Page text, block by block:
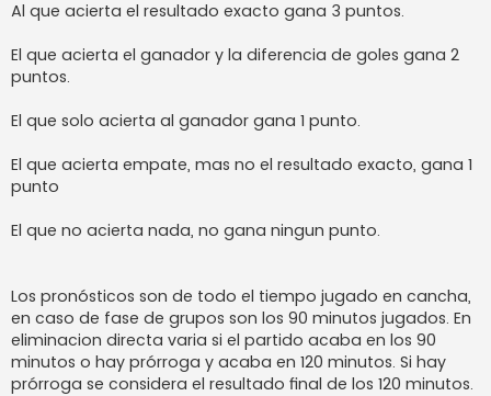
Al que acierta el resultado exacto gana 3 puntos.
El que acierta el ganador y la diferencia de goles gana 2
puntos.
El que solo acierta al ganador gana 1 punto.
El que acierta empate, mas no el resultado exacto, gana 1
punto
El que no acierta nada, no gana ningun punto.
Los pronósticos son de todo el tiempo jugado en cancha,
en caso de fase de grupos son los 90 minutos jugados. En
eliminacion directa varia si el partido acaba en los 90
minutos o hay prórroga y acaba en 120 minutos. Si hay
prórroga se considera el resultado final de los 120 minutos.